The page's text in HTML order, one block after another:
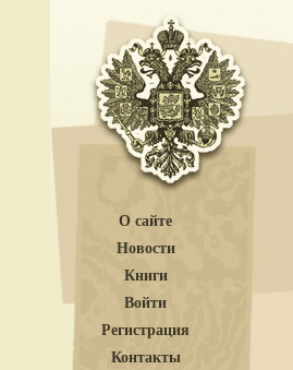
О сайте
Новости
Книги
Войти
Регистрация
Контакты